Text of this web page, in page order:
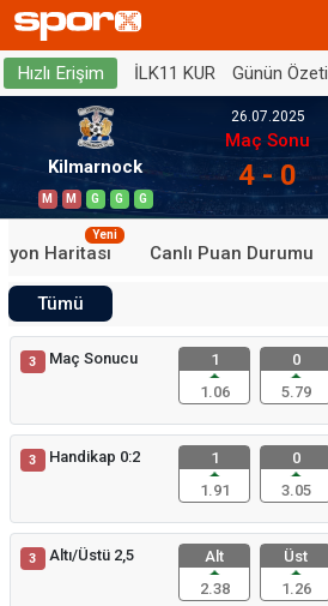
Hızlı Erişim İLK11 KUR Günün Özeti
Kilmarnock
M M G G G
26.07.2025
Maç Sonu
4 - 0
Haritası
Yeni
Canlı Puan Durumu
Tümü
3 Maç Sonucu
1
1.06
0
5.79
3 Handikap 0:2
1
1.91
0
3.05
3 Altı/Üstü 2,5
Alt
2.38
Üst
1.26